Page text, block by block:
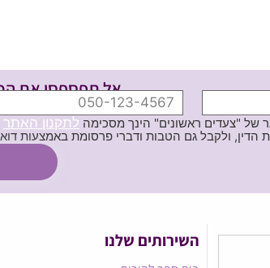
אל תפספסי את
של "צעדים ראשונים" הינך מסכימה לתקנון האתר
גם הטבות ודברי פרסומת באמצעות דואר אלקטרוני ומסרונים.
השירותים שלנו